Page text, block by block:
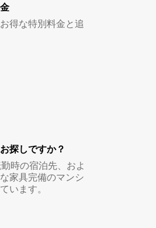
得な特別料金と追
探しですか？
時の宿泊先、およ
家具完備のマンシ
います。